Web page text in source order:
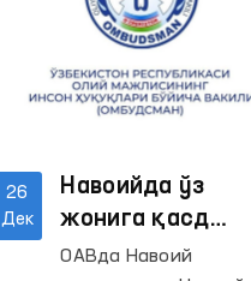
тарқалди.
26
Дек
Навоийда ўз
жонига қасд
қилган маҳкум
ОАВда Навоий